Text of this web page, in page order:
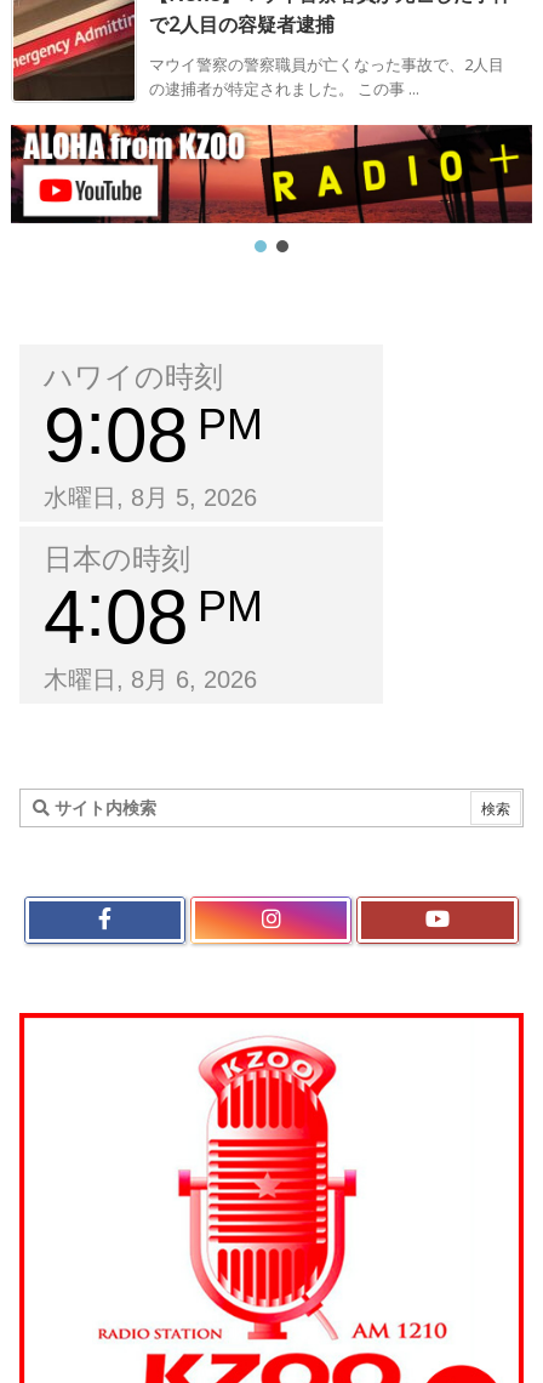
で2人目の容疑者逮捕
マウイ警察の警察職員が亡くなった事故で、2人目
の逮捕者が特定されました。 この事 ...
ハワイの時刻
9 08 PM
水曜日, 8月 5, 2026
日本の時刻
4 08 PM
木曜日, 8月 6, 2026